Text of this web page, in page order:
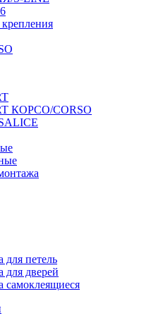
КОРСО/CORSO
для петель
для дверей
самоклеящиеся